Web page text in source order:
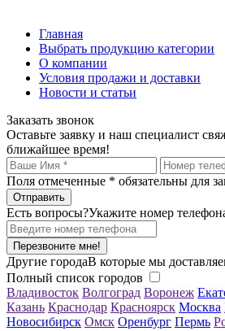
Главная
Выбрать продукцию категории
О компании
Условия продажи и доставки
Новости и статьи
Заказать звонок
Оставьте заявку и наш специалист
ближайшее время!
Поля отмеченные * обязательны для
Есть вопросы?Укажите номер
Перезвоните мне!
Другие городаВ которые мы
Полный список городов
Владивосток Волгоград Воронеж
Казань Краснодар Красноярск Москва
Новосибирск Омск Оренбург Пермь